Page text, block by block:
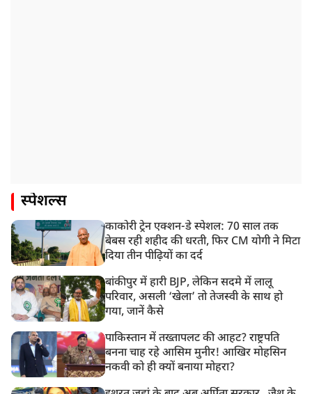
स्पेशल्स
काकोरी ट्रेन एक्शन-डे स्पेशल: 70 साल तक
बेबस रही शहीद की धरती, फिर CM योगी ने मिटा
दिया तीन पीढ़ियों का दर्द
बांकीपुर में हारी BJP, लेकिन सदमे में लालू
परिवार, असली ‘खेला’ तो तेजस्वी के साथ हो
गया, जानें कैसे
पाकिस्तान में तख्तापलट की आहट? राष्ट्रपति
बनना चाह रहे आसिम मुनीर! आखिर मोहसिन
नकवी को ही क्यों बनाया मोहरा?